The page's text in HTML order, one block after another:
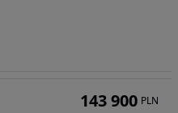
143 900 PLN